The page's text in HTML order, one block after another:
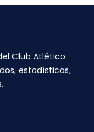
Club Atlético
estadísticas,